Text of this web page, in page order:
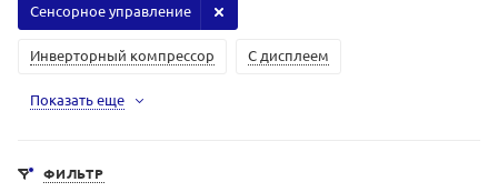
Инверторный компрессор С дисплеем
Сенсорное управление
Показать еще
ФИЛЬТР